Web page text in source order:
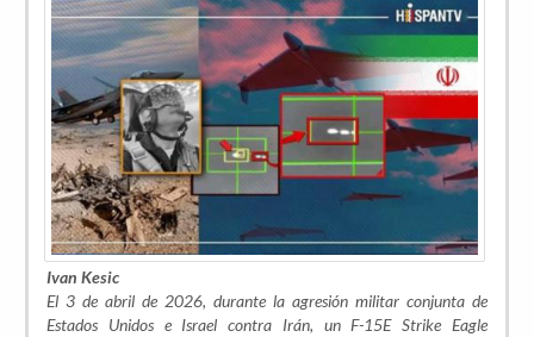
Ivan Kesic
El 3 de abril de 2026, durante la agresión militar conjunta de
Estados Unidos e Israel contra Irán, un F-15E Strike Eagle